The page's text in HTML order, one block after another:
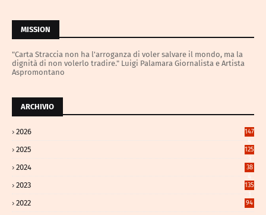
MISSION
"Carta Straccia non ha l'arroganza di voler salvare il mondo, ma la
dignità di non volerlo tradire." Luigi Palamara Giornalista e Artista
Aspromontano
ARCHIVIO
2026
147
4
2025
125
3
2024
38
4
2023
135
1
2022 94